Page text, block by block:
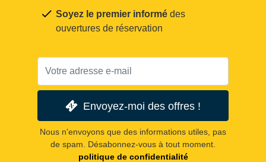
Soyez le premier informé des
ouvertures de réservation
Envoyez-moi des offres !
Nous n'envoyons que des informations utiles, pas
de spam. Désabonnez-vous à tout moment.
politique de confidentialité